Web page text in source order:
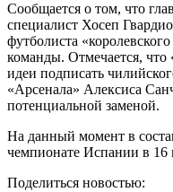
Сообщается о том, что
специалист Хосеп
футболиста
команды. Отмечается, что
идеи подписать
«Арсенала» Алексиса
потенциальной заменой.
На данный момент в
чемпионате Испании в 16
Поделиться новостью: